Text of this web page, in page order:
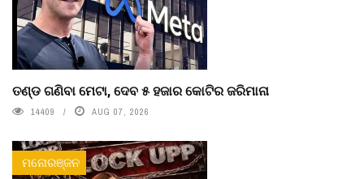
ତଣ୍ଡ ଗଣିବା ମେଟା, ଦେବ ୫ ହଜାର କୋଟିର ଜରିମାନା
14409 AUG 07, 2026
ମନୋରଞ୍ଜନ